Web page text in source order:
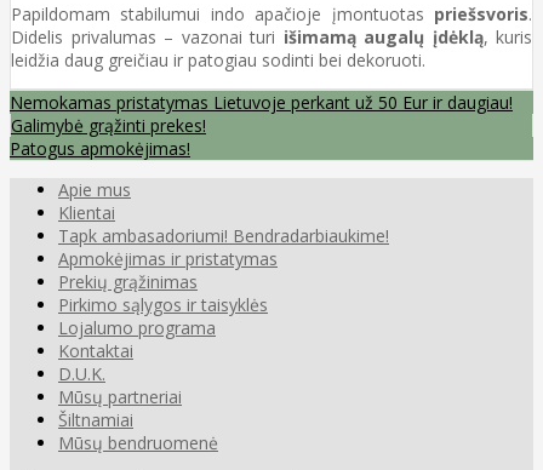
Papildomam stabilumui indo apačioje įmontuotas priešsvoris.
Didelis privalumas – vazonai turi išimamą augalų įdėklą, kuris
leidžia daug greičiau ir patogiau sodinti bei dekoruoti.
Nemokamas pristatymas Lietuvoje perkant už 50 Eur ir daugiau!
Galimybė grąžinti prekes!
Patogus apmokėjimas!
Apie mus
Klientai
Tapk ambasadoriumi! Bendradarbiaukime!
Apmokėjimas ir pristatymas
Prekių grąžinimas
Pirkimo sąlygos ir taisyklės
Lojalumo programa
Kontaktai
D.U.K.
Mūsų partneriai
Šiltnamiai
Mūsų bendruomenė